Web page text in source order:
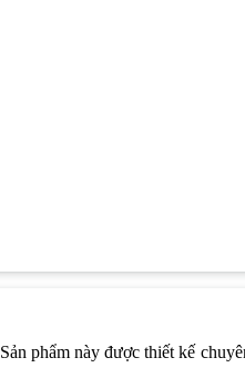
phẩm này được thiết kế